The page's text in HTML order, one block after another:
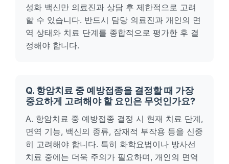
성화 백신만 의료진과 상담 후 제한적으로 고려
할 수 있습니다. 반드시 담당 의료진과 개인의 면
역 상태와 치료 단계를 종합적으로 평가한 후 결
정해야 합니다.
Q. 항암치료 중 예방접종을 결정할 때 가장
중요하게 고려해야 할 요인은 무엇인가요?
A. 항암치료 중 예방접종 결정 시 현재 치료 단계,
면역 기능, 백신의 종류, 잠재적 부작용 등을 신중
히 고려해야 합니다. 특히 화학요법이나 방사선
치료 중에는 더욱 주의가 필요하며, 개인의 면역